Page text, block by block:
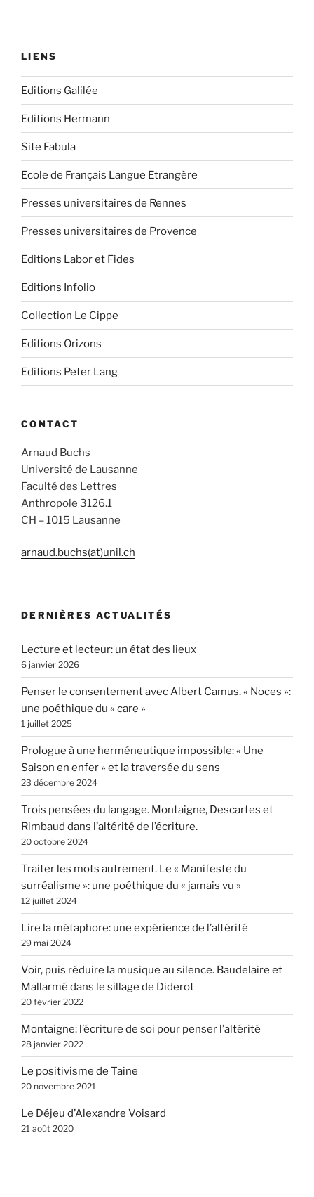
LIENS
Editions Galilée
Editions Hermann
Site Fabula
Ecole de Français Langue Etrangère
Presses universitaires de Rennes
Presses universitaires de Provence
Editions Labor et Fides
Editions Infolio
Collection Le Cippe
Editions Orizons
Editions Peter Lang
CONTACT
Arnaud Buchs
Université de Lausanne
Faculté des Lettres
Anthropole 3126.1
CH – 1015 Lausanne
arnaud.buchs(at)unil.ch
DERNIÈRES ACTUALITÉS
Lecture et lecteur: un état des lieux
6 janvier 2026
Penser le consentement avec Albert Camus. « Noces »:
une poéthique du « care »
1 juillet 2025
Prologue à une herméneutique impossible: « Une
Saison en enfer » et la traversée du sens
23 décembre 2024
Trois pensées du langage. Montaigne, Descartes et
Rimbaud dans l’altérité de l’écriture.
20 octobre 2024
Traiter les mots autrement. Le « Manifeste du
surréalisme »: une poéthique du « jamais vu »
12 juillet 2024
Lire la métaphore: une expérience de l’altérité
29 mai 2024
Voir, puis réduire la musique au silence. Baudelaire et
Mallarmé dans le sillage de Diderot
20 février 2022
Montaigne: l’écriture de soi pour penser l’altérité
28 janvier 2022
Le positivisme de Taine
20 novembre 2021
Le Déjeu d’Alexandre Voisard
21 août 2020